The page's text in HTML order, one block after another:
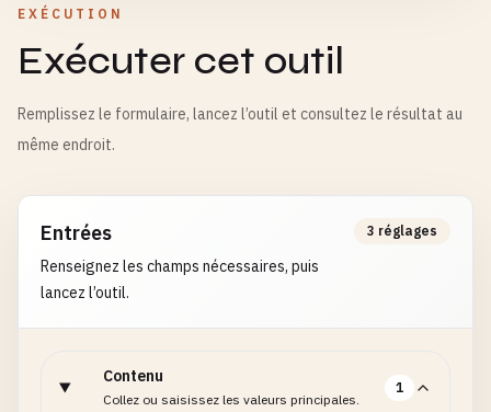
EXÉCUTION
Exécuter cet outil
Remplissez le formulaire, lancez l’outil et consultez le résultat au
même endroit.
Entrées
Renseignez les champs nécessaires, puis
lancez l’outil.
3 réglages
Contenu
Collez ou saisissez les valeurs principales.
1